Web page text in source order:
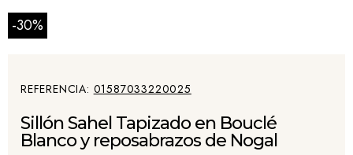
-30%
REFERENCIA 01587033220025
Sillón Sahel Tapizado en Bouclé
Blanco y reposabrazos de Nogal